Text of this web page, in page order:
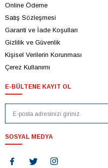
Online Ödeme
Satış Sözleşmesi
Garanti ve İade Koşulları
Gizlilik ve Güvenlik
Kişisel Verilerin Korunması
Çerez Kullanımı
E-BÜLTENE KAYIT OL
SOSYAL MEDYA